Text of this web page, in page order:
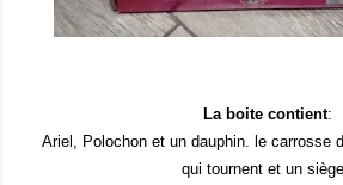
La boite contient:
Ariel, Polochon et un dauphin. le carrosse
qui tournent et un